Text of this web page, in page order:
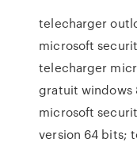
telecharger
microsoft
telecharger
gratuit windows
microsoft
version 64 bits;